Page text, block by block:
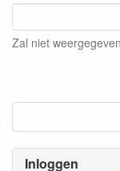
Inloggen
Zal niet